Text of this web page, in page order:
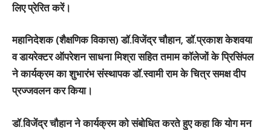
लिए प्रेरित करें।
महानिदेशक (शैक्षणिक विकास) डॉ.विजेंद्र चौहान, डॉ.प्रकाश केशवया
व डायरेक्टर ऑपरेशन साधना मिश्रा सहित तमाम कॉलेजों के प्रिसिंपल
ने कार्यक्रम का शुभारंभ संस्थापक डॉ.स्वामी राम के चित्र समक्ष दीप
प्रज्जवलन कर किया।
डॉ.विजेंद्र चौहान ने कार्यक्रम को संबोधित करते हुए कहा कि योग मन